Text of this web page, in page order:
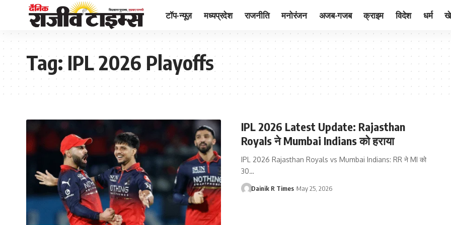
टॉप-न्यूज़ मध्यप्रदेश राजनीति मनोरंजन अजब-गजब क्राइम विदेश धर्म
Tag:IPL 2026 Playoffs
IPL 2026 Latest Update: Rajasthan
Royals ने Mumbai Indians को हराया
IPL 2026 Rajasthan Royals vs Mumbai Indians: RR ने MI को
30…
Dainik R Times May 25, 2026